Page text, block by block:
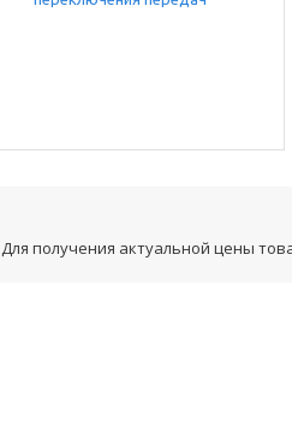
Для получения актуальной цены